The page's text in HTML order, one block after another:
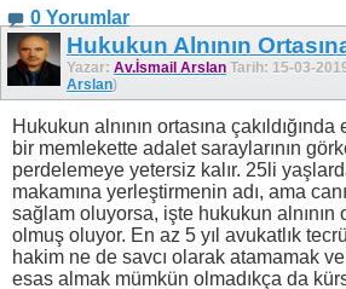
0 Yorumlar
Hukukun Alnının
Yazar: Av.İsmail Arslan Tarih: 15-03-
Arslan)
Hukukun alnının ortasına
bir memlekette adalet saraylarının
perdelemeye yetersiz kalır. 25li
makamına yerleştirmenin adı, ama
sağlam oluyorsa, işte hukukun alnının
olmuş oluyor. En az 5 yıl avukatlık
hakim ne de savcı olarak atamamak
esas almak mümkün olmadıkça da